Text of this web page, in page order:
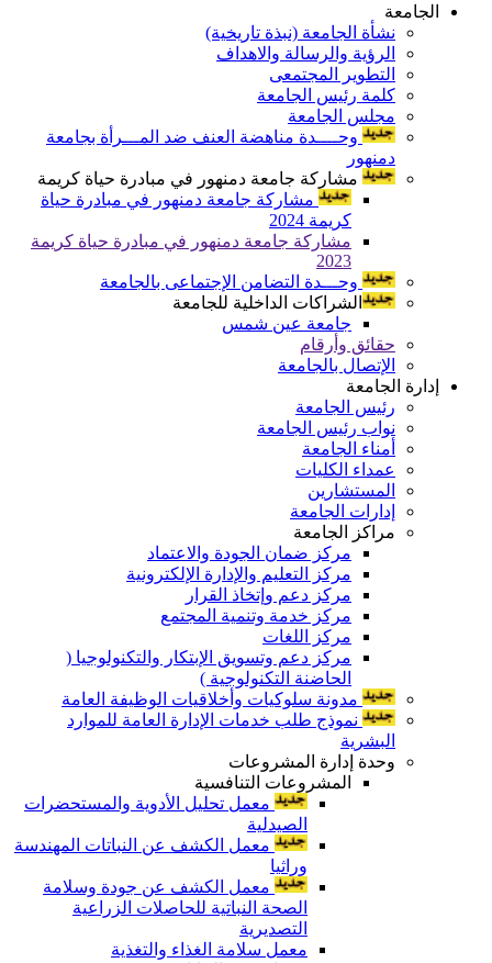
الجامعة
نشأة الجامعة (نبذة تاريخية)
الرؤية والرسالة والاهداف
التطوير المجتمعى
كلمة رئيس الجامعة
مجلس الجامعة
وحــــدة مناهضة العنف ضد المـــرأة بجامعة
دمنهور
مشاركة جامعة دمنهور في مبادرة حياة كريمة
مشاركة جامعة دمنهور في مبادرة حياة
كريمة 2024
مشاركة جامعة دمنهور في مبادرة حياة كريمة
2023
وحـــدة التضامن الإجتماعى بالجامعة
الشراكات الداخلية للجامعة
جامعة عين شمس
حقائق وأرقام
الإتصال بالجامعة
إدارة الجامعة
رئيس الجامعة
نواب رئيس الجامعة
أمناء الجامعة
عمداء الكليات
المستشارين
إدارات الجامعة
مراكز الجامعة
مركز ضمان الجودة والاعتماد
مركز التعليم والإدارة الإلكترونية
مركز دعم وإتخاذ القرار
مركز خدمة وتنمية المجتمع
مركز اللغات
مركز دعم وتسويق الإبتكار والتكنولوجيا (
الحاضنة التكنولوجية )
مدونة سلوكيات وأخلاقيات الوظيفة العامة
نموذج طلب خدمات الإدارة العامة للموارد
البشرية
وحدة إدارة المشروعات
المشروعات التنافسية
معمل تحليل الأدوية والمستحضرات
الصيدلية
معمل الكشف عن النباتات المهندسة
وراثيا
معمل الكشف عن جودة وسلامة
الصحة النباتية للحاصلات الزراعية
التصديرية
معمل سلامة الغذاء والتغذية